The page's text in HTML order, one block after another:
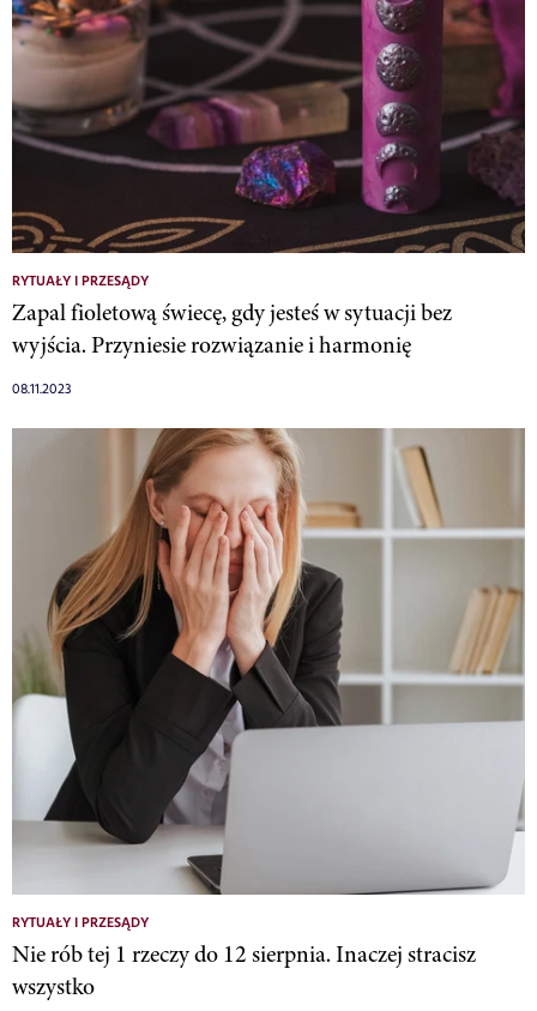
RYTUAŁY I PRZESĄDY
Zapal fioletową świecę, gdy jesteś w sytuacji bez
wyjścia. Przyniesie rozwiązanie i harmonię
08.11.2023
RYTUAŁY I PRZESĄDY
Nie rób tej 1 rzeczy do 12 sierpnia. Inaczej stracisz
wszystko